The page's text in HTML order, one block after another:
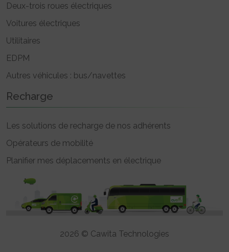
Deux-trois roues électriques
Voitures électriques
Utilitaires
EDPM
Autres véhicules : bus/navettes
Recharge
Les solutions de recharge de nos adhérents
Opérateurs de mobilité
Planifier mes déplacements en électrique
2026 © Cawita Technologies